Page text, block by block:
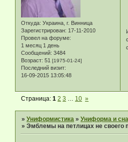
Откуда: Украина, г. Винница
Зарегистрирован: 17-11-2010
Провел на форуме:
1 месяц 1 день
Сообщений: 3484
Возраст: 51 [1975-01-24]
Последний визит:
16-09-2015 13:05:48
Страница:1 2 3 10 »
»Униформистика »Униформа и
»Эмблемы на петлицах не своего